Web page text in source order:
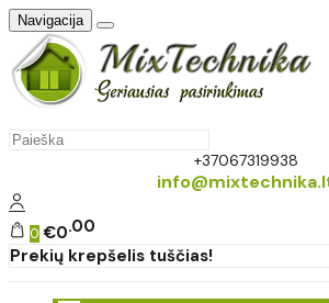
Navigacija
+37067319938
0 €0 00
Prekių krepšelis tuščias!